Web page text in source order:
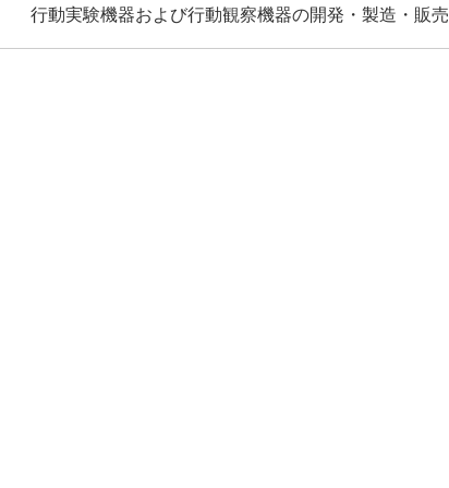
行動実験機器および行動観察機器の開発・製造・販売